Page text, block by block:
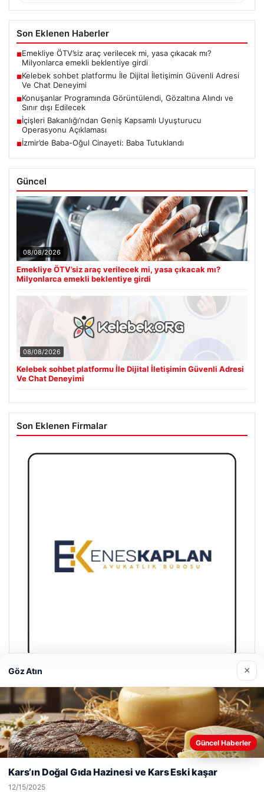
Son Eklenen Haberler
■Emekliye ÖTV’siz araç verilecek mi, yasa çıkacak mı?
Milyonlarca emekli beklentiye girdi
■Kelebek sohbet platformu İle Dijital İletişimin Güvenli Adresi
Ve Chat Deneyimi
■Konuşanlar Programında Görüntülendi, Gözaltına Alındı ve
Sınır dışı Edilecek
■İçişleri Bakanlığı’ndan Geniş Kapsamlı Uyuşturucu
Operasyonu Açıklaması
■İzmir’de Baba-Oğul Cinayeti: Baba Tutuklandı
Güncel
08/08/2026
Emekliye ÖTV’siz araç verilecek mi, yasa çıkacak mı?
Milyonlarca emekli beklentiye girdi
08/08/2026
Kelebek sohbet platformu İle Dijital İletişimin Güvenli Adresi
Ve Chat Deneyimi
Son Eklenen Firmalar
Enes Kaplan Avukatlık Bürosu
04/28/2026
Web sitemizi nasıl kullandığınızı daha iyi anlayabilmek,
deneyiminizi kişiselleştirmek ve geliştirmek amacıyla çerezler
Göz Atın ×
Güncel Haberler
Kars’ın Doğal Gıda Hazinesi ve Kars Eski kaşar
12/15/2025